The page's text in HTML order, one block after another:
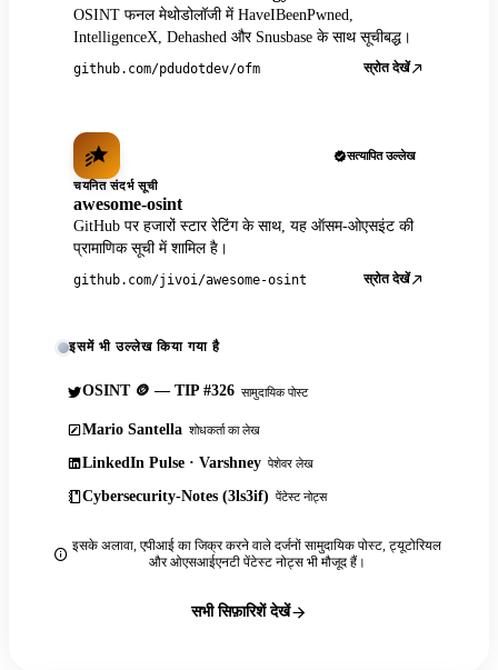
OSINT फनल मेथोडोलॉजी में HaveIBeenPwned,
IntelligenceX, Dehashed और Snusbase के साथ सूचीबद्ध।
github.com/pdudotdev/ofm स्रोत देखें
सत्यापित उल्लेख
चयनित संदर्भ सूची
awesome-osint
GitHub पर हजारों स्टार रेटिंग के साथ, यह ऑसम-ओएसइंट की
प्रामाणिक सूची में शामिल है।
github.com/jivoi/awesome-osint स्रोत देखें
इसमें भी उल्लेख किया गया है
OSINT 🪙 — TIP #326 सामुदायिक पोस्ट
Mario Santella शोधकर्ता का लेख
LinkedIn Pulse · Varshney पेशेवर लेख
Cybersecurity-Notes (3ls3if) पेंटेस्ट नोट्स
इसके अलावा, एपीआई का जिक्र करने वाले दर्जनों सामुदायिक पोस्ट, ट्यूटोरियल
और ओएसआईएनटी पेंटेस्ट नोट्स भी मौजूद हैं।
सभी सिफ़ारिशें देखें